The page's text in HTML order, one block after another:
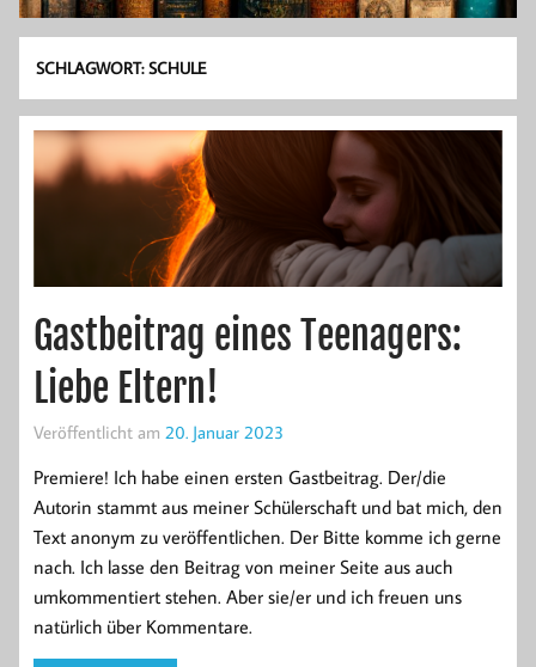
SCHLAGWORT:SCHULE
Gastbeitrag eines Teenagers:
Liebe Eltern!
Veröffentlicht am 20. Januar 2023
Premiere! Ich habe einen ersten Gastbeitrag. Der/die
Autorin stammt aus meiner Schülerschaft und bat mich, den
Text anonym zu veröffentlichen. Der Bitte komme ich gerne
nach. Ich lasse den Beitrag von meiner Seite aus auch
umkommentiert stehen. Aber sie/er und ich freuen uns
natürlich über Kommentare.